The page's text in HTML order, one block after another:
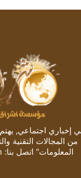
اجتماعي, يهتم
من المجالات التقنية
المعلومات" اتصل بنا: